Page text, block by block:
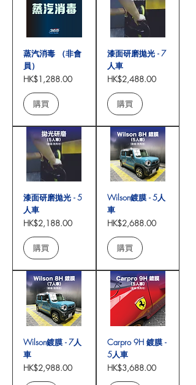
蒸汽消毒 （非會
員）
價格
HK$1,288.00
購買
漆面研磨拋光 - 7
人車
價格
HK$2,488.00
購買
漆面研磨拋光 - 5
人車
價格
HK$2,188.00
購買
Wilson鍍膜 - 5人
車
價格
HK$2,688.00
購買
Wilson鍍膜 - 7人
車
價格
HK$2,988.00
Carpro 9H 鍍膜 -
5人車
價格
HK$3,688.00